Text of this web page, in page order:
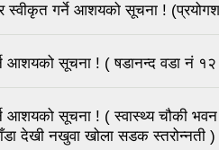
स्वीकृत गर्ने आशयको सूचना !
आशयको सूचना ! ( षडानन्द वडा नं १२
आशयको सूचना ! ( स्वास्थ्य चौकी भवन
देखी नखुवा खोला सडक स्तरोन्नती )